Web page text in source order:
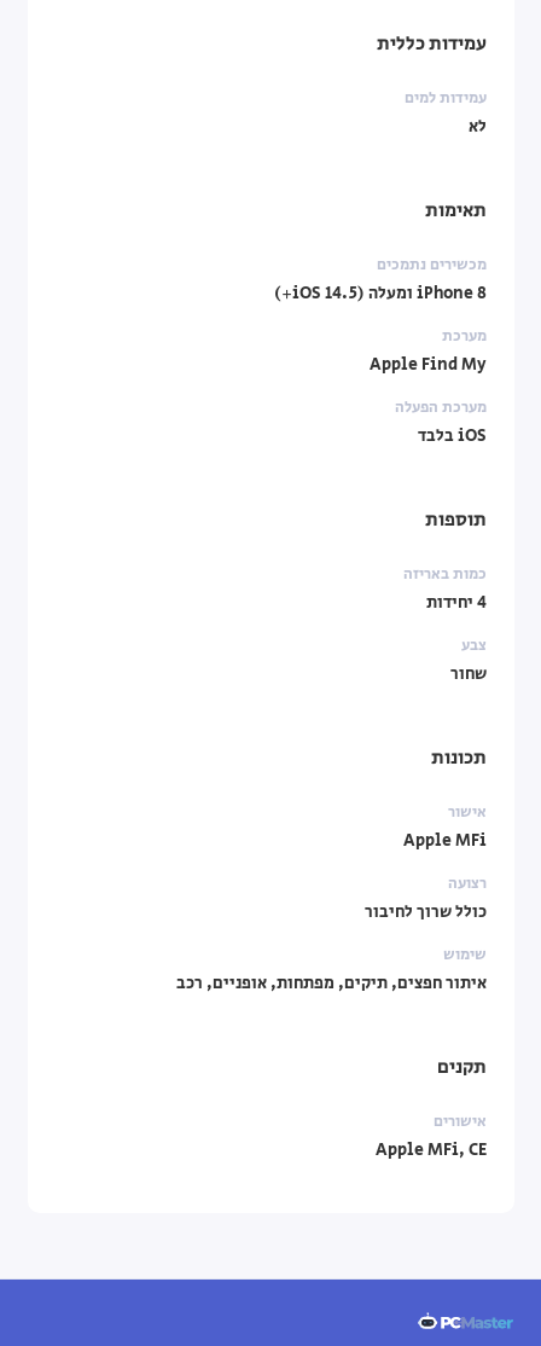
עמידות כללית
עמידות למים
לא
תאימות
מכשירים נתמכים
iPhone 8 ומעלה (iOS 14.5+)
מערכת
Apple Find My
מערכת הפעלה
iOS בלבד
תוספות
כמות באריזה
4 יחידות
צבע
שחור
תכונות
אישור
Apple MFi
רצועה
כולל שרוך לחיבור
שימוש
איתור חפצים, תיקים, מפתחות, אופניים, רכב
תקנים
אישורים
Apple MFi, CE